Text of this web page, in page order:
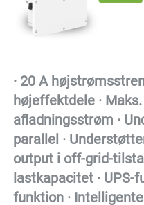
· 20 A
højeffektdele ·
afladningsstrøm ·
parallel ·
output i off-grid-
lastkapacitet ·
funktion ·